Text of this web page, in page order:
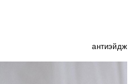
антиэйдж